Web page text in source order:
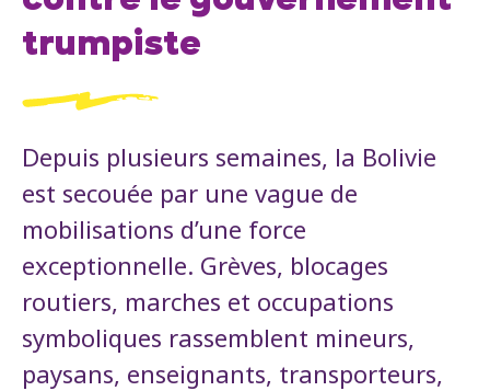
trumpiste
Depuis plusieurs semaines, la Bolivie
est secouée par une vague de
mobilisations d’une force
exceptionnelle. Grèves, blocages
routiers, marches et occupations
symboliques rassemblent mineurs,
paysans, enseignants, transporteurs,